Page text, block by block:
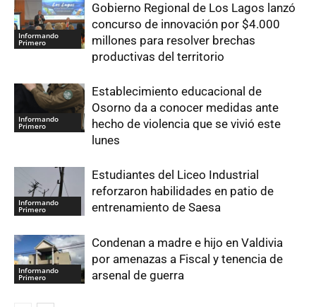
Informando
Primero
Gobierno Regional de Los Lagos lanzó
concurso de innovación por $4.000
millones para resolver brechas
productivas del territorio
Informando
Primero
Establecimiento educacional de
Osorno da a conocer medidas ante
hecho de violencia que se vivió este
lunes
Informando
Primero
Estudiantes del Liceo Industrial
reforzaron habilidades en patio de
entrenamiento de Saesa
Informando
Primero
Condenan a madre e hijo en Valdivia
por amenazas a Fiscal y tenencia de
arsenal de guerra